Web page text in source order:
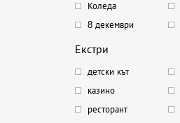
Коледа
8 декември
Екстри
детски кът
казино
ресторант